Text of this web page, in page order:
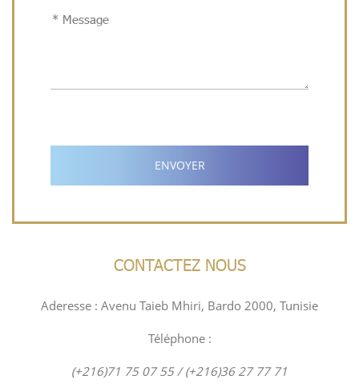
ENVOYER
CONTACTEZ NOUS
Aderesse : Avenu Taieb Mhiri, Bardo 2000, Tunisie
Téléphone :
(+216)71 75 07 55 /(+216)36 27 77 71